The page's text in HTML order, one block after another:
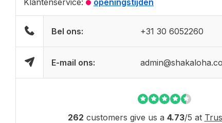
Klantenservice: openingstijden
Bel ons: +31 30 6052260
E-mail ons:
262 customers give us a 4.73/5 at